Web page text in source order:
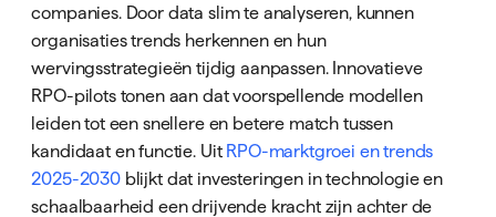
companies. Door data slim te analyseren, kunnen
organisaties trends herkennen en hun
wervingsstrategieën tijdig aanpassen. Innovatieve
RPO-pilots tonen aan dat voorspellende modellen
leiden tot een snellere en betere match tussen
kandidaat en functie. Uit RPO-marktgroei en trends
2025-2030blijkt dat investeringen in technologie en
schaalbaarheid een drijvende kracht zijn achter de